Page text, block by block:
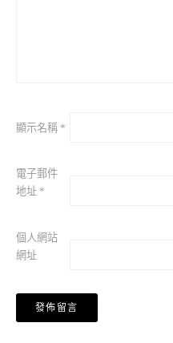
顯示名稱 *
電子郵件
地址 *
個人網站
網址